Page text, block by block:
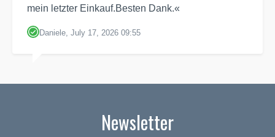
mein letzter Einkauf.Besten Dank.«
Daniele, July 17, 2026 09:55
Newsletter